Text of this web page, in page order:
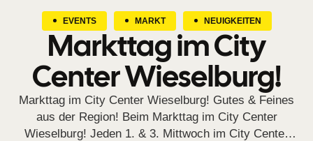
EVENTS MARKT NEUIGKEITEN
Markttag im City
Center Wieselburg!
Markttag im City Center Wieselburg! Gutes & Feines
aus der Region! Beim Markttag im City Center
Wieselburg! Jeden 1. & 3. Mittwoch im City Center